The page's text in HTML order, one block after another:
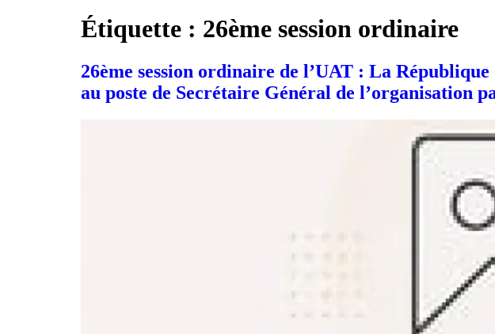
Étiquette : 26ème session ordinaire
26ème session ordinaire de l’UAT : La
au poste de Secrétaire Général de l’organisation